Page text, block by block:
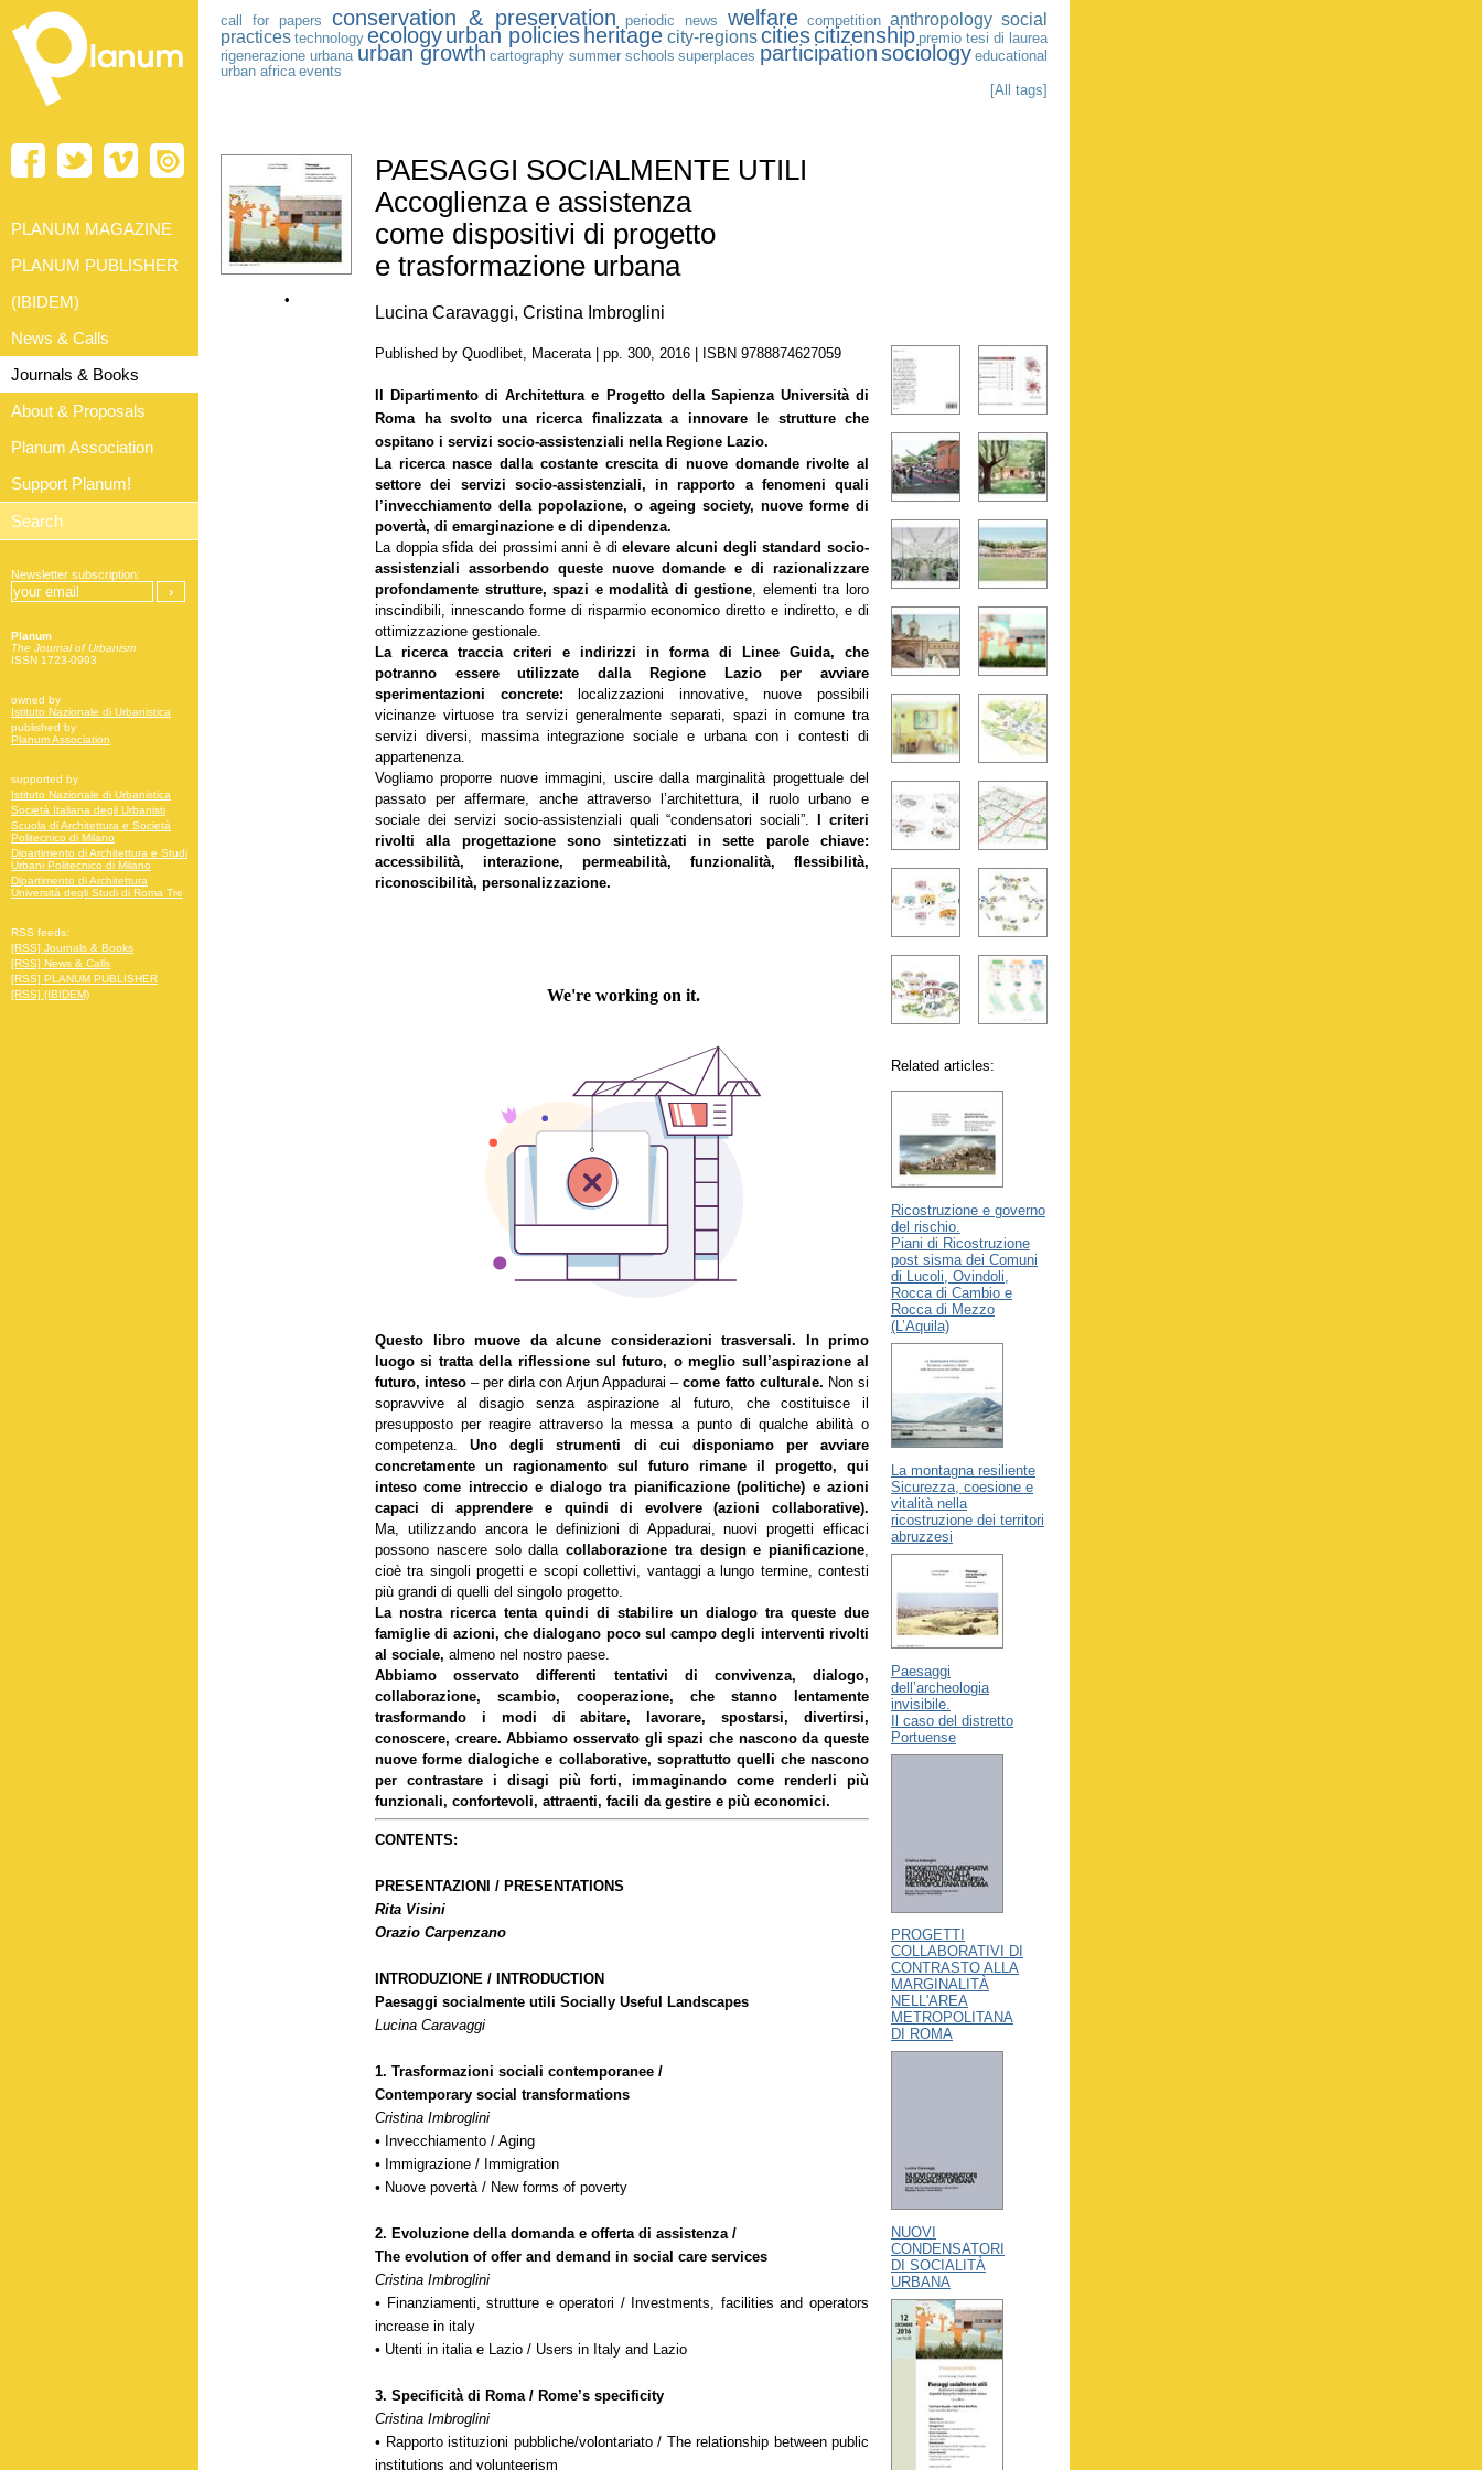
call for papers conservation & preservation periodic news welfare competition anthropology social
practices technology ecologyurban policies heritage city-regions citiescitizenship premio tesi di laurea
rigenerazione urbana urban growth cartography summer schools superplaces participationsociology educational
urban africa events
[All tags]
•
PAESAGGI SOCIALMENTE UTILI
Accoglienza e assistenza
come dispositivi di progetto
e trasformazione urbana
Lucina Caravaggi, Cristina Imbroglini
Published by Quodlibet, Macerata | pp. 300, 2016 | ISBN 9788874627059
Il Dipartimento di Architettura e Progetto della Sapienza Università di
Roma ha svolto una ricerca finalizzata a innovare le strutture che
ospitano i servizi socio-assistenziali nella Regione Lazio.
La ricerca nasce dalla costante crescita di nuove domande rivolte al
settore dei servizi socio-assistenziali, in rapporto a fenomeni quali
l’invecchiamento della popolazione, o ageing society, nuove forme di
povertà, di emarginazione e di dipendenza.
La doppia sfida dei prossimi anni è dielevare alcuni degli standard socio-
assistenziali assorbendo queste nuove domande e di razionalizzare
profondamente strutture, spazi e modalità di gestione, elementi tra loro
inscindibili, innescando forme di risparmio economico diretto e indiretto, e di
ottimizzazione gestionale.
La ricerca traccia criteri e indirizzi in forma di Linee Guida, che
potranno essere utilizzate dalla Regione Lazio per avviare
sperimentazioni concrete: localizzazioni innovative, nuove possibili
vicinanze virtuose tra servizi generalmente separati, spazi in comune tra
servizi diversi, massima integrazione sociale e urbana con i contesti di
appartenenza.
Vogliamo proporre nuove immagini, uscire dalla marginalità progettuale del
passato per affermare, anche attraverso l’architettura, il ruolo urbano e
sociale dei servizi socio-assistenziali quali “condensatori sociali”.
I criteri
rivolti alla progettazione sono sintetizzati in sette parole chiave:
accessibilità, interazione, permeabilità, funzionalità, flessibilità,
riconoscibilità, personalizzazione.
Questo libro muove da alcune considerazioni trasversali. In primo
luogo si tratta della riflessione sul futuro, o meglio sull’aspirazione al
futuro, inteso– per dirla con Arjun Appadurai –come fatto culturale. Non si
sopravvive al disagio senza aspirazione al futuro, che costituisce il
presupposto per reagire attraverso la messa a punto di qualche abilità o
competenza.
Uno degli strumenti di cui disponiamo per avviare
concretamente un ragionamento sul futuro rimane il progetto, qui
inteso come intreccio e dialogo tra pianificazione (politiche) e azioni
capaci di apprendere e quindi di evolvere (azioni collaborative).
Ma, utilizzando ancora le definizioni di Appadurai, nuovi progetti efficaci
possono nascere solo dalla collaborazione tra design e pianificazione
cioè tra singoli progetti e scopi collettivi, vantaggi a lungo termine, contesti
più grandi di quelli del singolo progetto.
La nostra ricerca tenta quindi di stabilire un dialogo tra queste due
famiglie di azioni, che dialogano poco sul campo degli interventi rivolti
al sociale, almeno nel nostro paese.
Abbiamo osservato differenti tentativi di convivenza, dialogo,
collaborazione, scambio, cooperazione, che stanno lentamente
trasformando i modi di abitare, lavorare, spostarsi, divertirsi,
conoscere, creare. Abbiamo osservato gli spazi che nascono da queste
nuove forme dialogiche e collaborative, soprattutto quelli che nascono
per contrastare i disagi più forti, immaginando come renderli più
funzionali, confortevoli, attraenti, facili da gestire e più economici.
CONTENTS:
PRESENTAZIONI / PRESENTATIONS
Rita Visini
Orazio Carpenzano
INTRODUZIONE / INTRODUCTION
Paesaggi socialmente utili Socially Useful Landscapes
Lucina Caravaggi
1. Trasformazioni sociali contemporanee /
Contemporary social transformations
Cristina Imbroglini
• Invecchiamento / Aging
• Immigrazione / Immigration
• Nuove povertà / New forms of poverty
2. Evoluzione della domanda e offerta di assistenza /
The evolution of offer and demand in social care services
Cristina Imbroglini
• Finanziamenti, strutture e operatori / Investments, facilities and operators
increase in italy
• Utenti in italia e Lazio / Users in Italy and Lazio
3. Specificità di Roma / Rome’s specificity
Cristina Imbroglini
• Rapporto istituzioni pubbliche/volontariato / The relationship between public
institutions and volunteerism
Related articles:
Ricostruzione e governo
del rischio.
Piani di Ricostruzione
post sisma dei Comuni
di Lucoli, Ovindoli,
Rocca di Cambio e
Rocca di Mezzo
(L’Aquila)
La montagna resiliente
Sicurezza, coesione e
vitalità nella
ricostruzione dei territori
abruzzesi
Paesaggi
dell’archeologia
invisibile.
Il caso del distretto
Portuense
PROGETTI
COLLABORATIVI DI
CONTRASTO ALLA
MARGINALITÀ
NELL'AREA
METROPOLITANA
DI ROMA
NUOVI
CONDENSATORI
DI SOCIALITÀ
URBANA
PLANUM MAGAZINE
PLANUM PUBLISHER
(IBIDEM)
News & Calls
Journals & Books
About & Proposals
Planum Association
Support Planum!
Newsletter subscription:
Planum
The Journal of Urbanism
ISSN 1723-0993
owned by
Istituto Nazionale di Urbanistica
published by
Planum Association
supported by
Istituto Nazionale di Urbanistica
Società Italiana degli Urbanisti
Scuola di Architettura e Società
Politecnico di Milano
Dipartimento di Architettura e Studi
Urbani Politecnico di Milano
Dipartimento di Architettura
Università degli Studi di Roma Tre
RSS feeds:
[RSS] Journals & Books
[RSS] News & Calls
[RSS] PLANUM PUBLISHER
[RSS] (IBIDEM)